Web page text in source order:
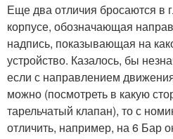
Еще два отличия бросаются в
корпусе, обозначающая
надпись, показывающая на
устройство. Казалось, бы
если с направлением
можно (посмотреть в какую
тарельчатый клапан), то с
отличить, например, на 6 Бар